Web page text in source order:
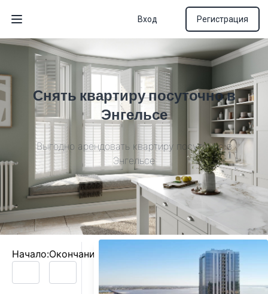
Открыть меню
Вход Регистрация
Снять квартиру посуточно в
Энгельсе
Выгодно арендовать квартиру посуточно в
Энгельсе
Начало:Окончание: